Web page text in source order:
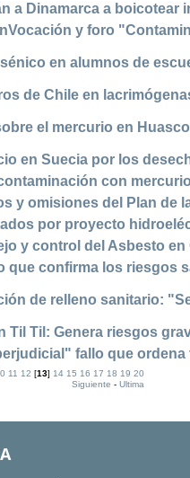
a Dinamarca a boicotear
y foro
en alumnos de
de Chile en
el mercurio en
en Suecia por los
con
y omisiones del Plan de
por proyecto
y control del Asbesto
que confirma los riesgos
de relleno sanitario:
Til Til: Genera riesgos
fallo que
11 12 [13]14 15 16 17 18 19 20
Siguiente -Ultima